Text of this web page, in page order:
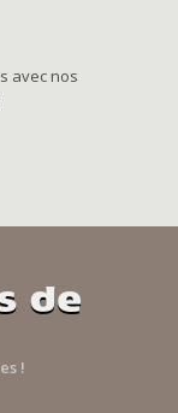
avec nos
de
!